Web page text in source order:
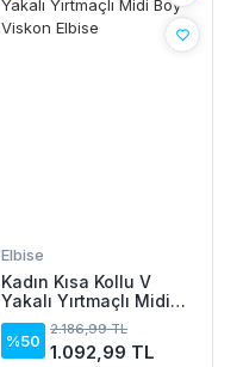
Elbise
Kadın Kısa Kollu V
Yakalı Yırtmaçlı Midi
Boy Viskon Elbise
%50
2.186,99 TL
1.092,99 TL